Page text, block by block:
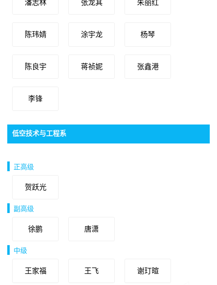
潘志林 张龙其 朱丽红
陈玮婧 涂宇龙 杨琴
陈良宇 蒋祯妮 张鑫港
李锋
低空技术与工程系
正高级
贺跃光
副高级
徐鹏 唐潇
中级
王家福 王飞 谢玎暄